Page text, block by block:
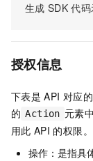
生成 SDK 代码
授权信息
下表是 API 对应
的 Action 元素
用此 API 的权限
操作：是指具